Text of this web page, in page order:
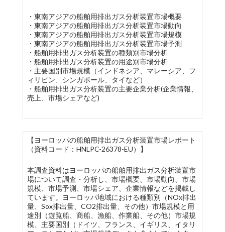
・東南アジアの船舶用排出ガス分析装置市場概要
・東南アジアの船舶用排出ガス分析装置市場動向
・東南アジアの船舶用排出ガス分析装置市場規模
・東南アジアの船舶用排出ガス分析装置市場予測
・船舶用排出ガス分析装置の種類別市場分析
・船舶用排出ガス分析装置の用途別市場分析
・主要国別市場規模（インドネシア、マレーシア、フ
ィリピン、シンガポール、タイなど）
・船舶用排出ガス分析装置の主要企業分析(企業情報、
売上、市場シェアなど)
【ヨーロッパの船舶用排出ガス分析装置市場レポート
（資料コード：HNLPC-26378-EU）】
本調査資料はヨーロッパの船舶用排出ガス分析装置市
場について調査・分析し、市場概要、市場動向、市場
規模、市場予測、市場シェア、企業情報などを掲載し
ています。ヨーロッパ地域における種類別（NOx排出
量、Sox排出量、CO2排出量、その他）市場規模と用
途別（遊覧船、商船、漁船、作業船、その他）市場規
模、主要国別（ドイツ、フランス、イギリス、イタリ